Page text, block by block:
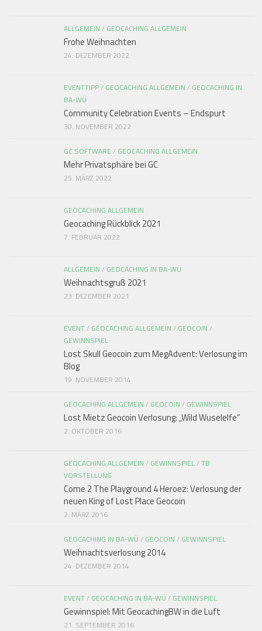
ALLGEMEIN / GEOCACHING ALLGEMEIN
Frohe Weihnachten
24. DEZEMBER 2022
EVENTTIPP/ GEOCACHING ALLGEMEIN / GEOCACHING IN
BA-WÜ
Community Celebration Events – Endspurt
30. NOVEMBER 2022
GC SOFTWARE / GEOCACHING ALLGEMEIN
Mehr Privatsphäre bei GC
25. MÄRZ 2022
GEOCACHING ALLGEMEIN
Geocaching Rückblick 2021
7. FEBRUAR 2022
ALLGEMEIN / GEOCACHING IN BA-WÜ
Weihnachtsgruß 2021
23. DEZEMBER 2021
EVENT/ GEOCACHING ALLGEMEIN / GEOCOIN /
GEWINNSPIEL
Lost Skull Geocoin zum MegAdvent: Verlosung im
Blog
19. NOVEMBER 2014
GEOCACHING ALLGEMEIN / GEOCOIN / GEWINNSPIEL
Lost Mietz Geocoin Verlosung: „Wild Wuselelfe“
2. OKTOBER 2016
GEOCACHING ALLGEMEIN / GEWINNSPIEL/TB
VORSTELLUNG
Come 2 The Playground 4 Heroez: Verlosung der
neuen King of Lost Place Geocoin
2. MÄRZ 2016
GEOCACHING IN BA-WÜ / GEOCOIN / GEWINNSPIEL
Weihnachtsverlosung 2014
24. DEZEMBER 2014
EVENT/ GEOCACHING IN BA-WÜ / GEWINNSPIEL
Gewinnspiel: Mit GeocachingBW in die Luft
21. SEPTEMBER 2016